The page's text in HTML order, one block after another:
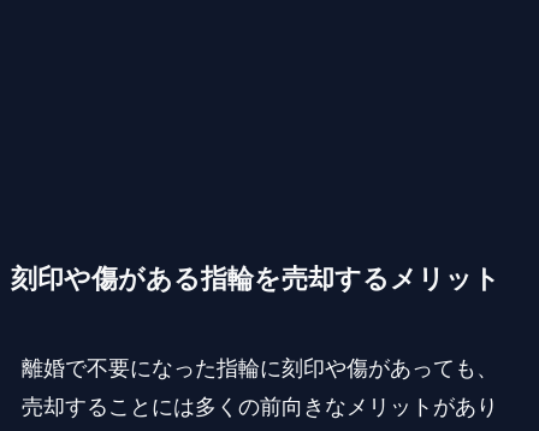
刻印や傷がある指輪を売却するメリット
離婚で不要になった指輪に刻印や傷があっても、
売却することには多くの前向きなメリットがあり